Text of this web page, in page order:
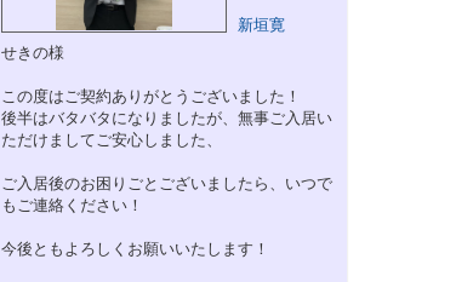
新垣寛
せきの様
この度はご契約ありがとうございました！
後半はバタバタになりましたが、無事ご入居い
ただけましてご安心しました、
ご入居後のお困りごとございましたら、いつで
もご連絡ください！
今後ともよろしくお願いいたします！